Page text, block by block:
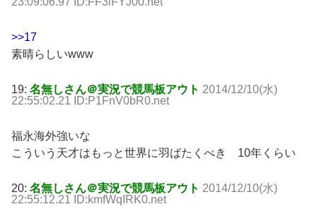
>>17
素晴らしいwww
19: 名無しさん＠実況で競馬板アウト 2014/12/10(水)
22:55:02.21 ID:P1FnV0bR0.net
福永海外強いな
こういう天才はもっと世界に羽ばたくべき 10年くらい
20: 名無しさん＠実況で競馬板アウト 2014/12/10(水)
22:55:12.21 ID:kmfWqIRK0.net